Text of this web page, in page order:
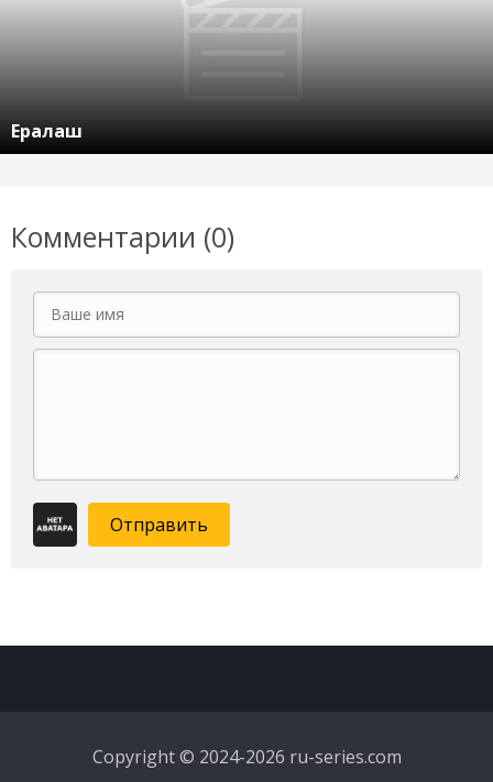
Ералаш
Комментарии (0)
Отправить
Copyright © 2024-2026 ru-series.com